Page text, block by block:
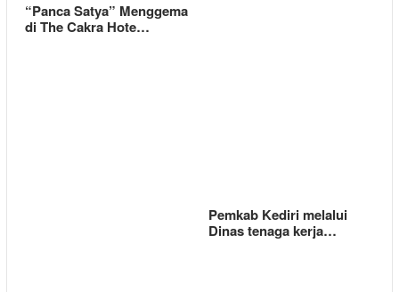
“Panca Satya” Menggema
di The Cakra Hote…
Pemkab Kediri melalui
Dinas tenaga kerja…